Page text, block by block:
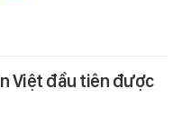
Việt đầu tiên được